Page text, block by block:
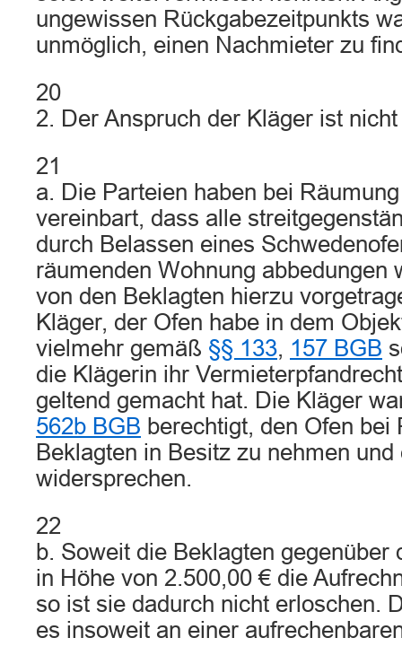
ungewissen Rückgabezeitpunkts
unmöglich, einen Nachmieter zu
20
2. Der Anspruch der Kläger ist
21
a. Die Parteien haben bei
vereinbart, dass alle
durch Belassen eines
räumenden Wohnung abbedungen
von den Beklagten hierzu
Kläger, der Ofen habe in dem
vielmehr gemäß §§ 133, 157 BGB
die Klägerin ihr
geltend gemacht hat. Die Kläger
562b BGB berechtigt, den Ofen bei
Beklagten in Besitz zu nehmen
widersprechen.
22
b. Soweit die Beklagten gegenüber
in Höhe von 2.500,00 € die
so ist sie dadurch nicht erloschen.
es insoweit an einer